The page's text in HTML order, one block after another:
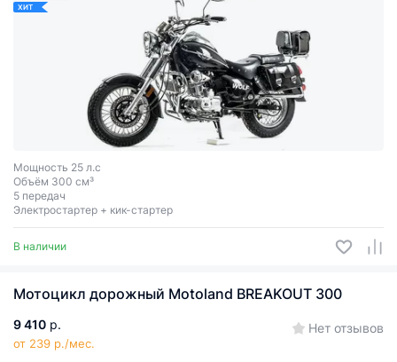
ХИТ
Мощность 25 л.с
Объём 300 см³
5 передач
Электростартер + кик-стартер
В наличии
Мотоцикл дорожный Motoland BREAKOUT 300
9 410 р.
от 239 р./мес.
Нет отзывов